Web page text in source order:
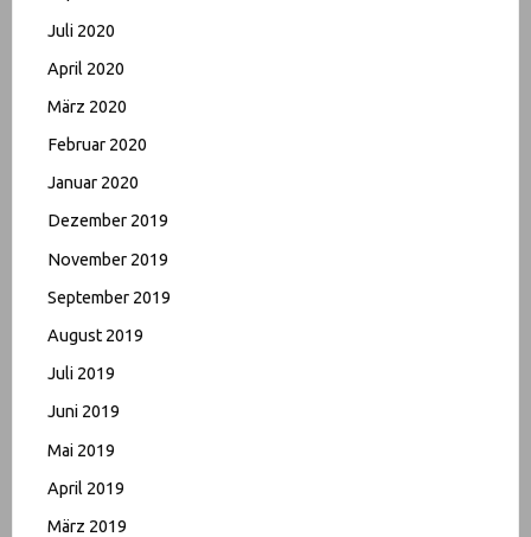
Juli 2020
April 2020
März 2020
Februar 2020
Januar 2020
Dezember 2019
November 2019
September 2019
August 2019
Juli 2019
Juni 2019
Mai 2019
April 2019
März 2019